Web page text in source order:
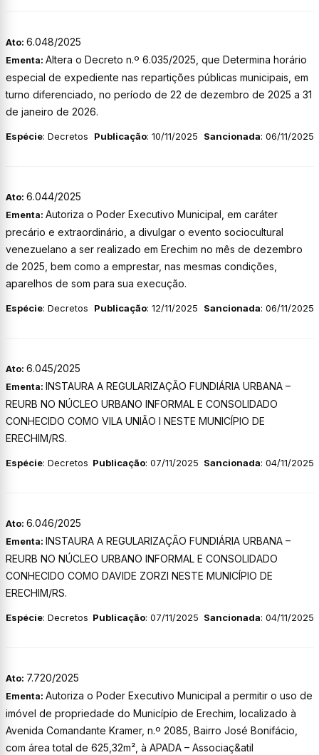
Ato: 6.048/2025
Ementa: Altera o Decreto n.º 6.035/2025, que Determina horário
especial de expediente nas repartições públicas municipais, em
turno diferenciado, no período de 22 de dezembro de 2025 a 31
de janeiro de 2026.
Espécie: Decretos Publicação: 10/11/2025 Sancionada: 06/11/2025
Ato: 6.044/2025
Ementa: Autoriza o Poder Executivo Municipal, em caráter
precário e extraordinário, a divulgar o evento sociocultural
venezuelano a ser realizado em Erechim no mês de dezembro
de 2025, bem como a emprestar, nas mesmas condições,
aparelhos de som para sua execução.
Espécie: Decretos Publicação: 12/11/2025 Sancionada: 06/11/2025
Ato: 6.045/2025
Ementa: INSTAURA A REGULARIZAÇÃO FUNDIÁRIA URBANA –
REURB NO NÚCLEO URBANO INFORMAL E CONSOLIDADO
CONHECIDO COMO VILA UNIÃO I NESTE MUNICÍPIO DE
ERECHIM/RS.
Espécie: Decretos Publicação: 07/11/2025 Sancionada: 04/11/2025
Ato: 6.046/2025
Ementa: INSTAURA A REGULARIZAÇÃO FUNDIÁRIA URBANA –
REURB NO NÚCLEO URBANO INFORMAL E CONSOLIDADO
CONHECIDO COMO DAVIDE ZORZI NESTE MUNICÍPIO DE
ERECHIM/RS.
Espécie: Decretos Publicação: 07/11/2025 Sancionada: 04/11/2025
Ato: 7.720/2025
Ementa: Autoriza o Poder Executivo Municipal a permitir o uso de
imóvel de propriedade do Município de Erechim, localizado à
Avenida Comandante Kramer, n.º 2085, Bairro José Bonifácio,
com área total de 625,32m², à APADA – Associaç&atil